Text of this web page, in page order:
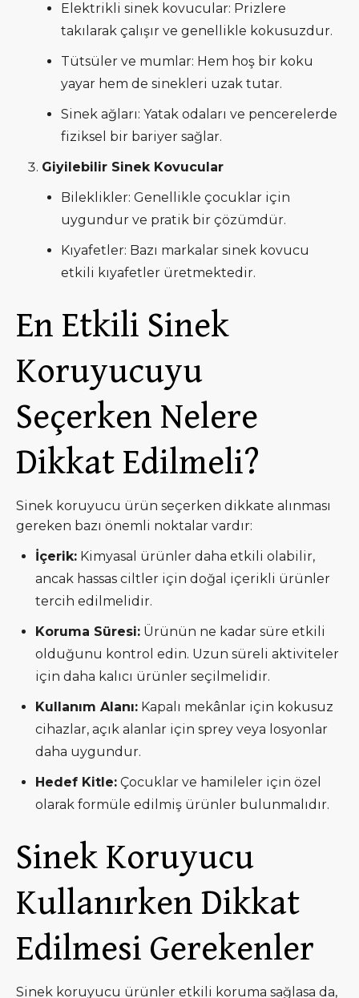
Elektrikli sinek kovucular: Prizlere
takılarak çalışır ve genellikle kokusuzdur.
Tütsüler ve mumlar: Hem hoş bir koku
yayar hem de sinekleri uzak tutar.
Sinek ağları: Yatak odaları ve pencerelerde
fiziksel bir bariyer sağlar.
Giyilebilir Sinek Kovucular
Bileklikler: Genellikle çocuklar için
uygundur ve pratik bir çözümdür.
Kıyafetler: Bazı markalar sinek kovucu
etkili kıyafetler üretmektedir.
En Etkili Sinek
Koruyucuyu
Seçerken Nelere
Dikkat Edilmeli?
Sinek koruyucu ürün seçerken dikkate alınması
gereken bazı önemli noktalar vardır:
İçerik: Kimyasal ürünler daha etkili olabilir,
ancak hassas ciltler için doğal içerikli ürünler
tercih edilmelidir.
Koruma Süresi: Ürünün ne kadar süre etkili
olduğunu kontrol edin. Uzun süreli aktiviteler
için daha kalıcı ürünler seçilmelidir.
Kullanım Alanı: Kapalı mekânlar için kokusuz
cihazlar, açık alanlar için sprey veya losyonlar
daha uygundur.
Hedef Kitle: Çocuklar ve hamileler için özel
olarak formüle edilmiş ürünler bulunmalıdır.
Sinek Koruyucu
Kullanırken Dikkat
Edilmesi Gerekenler
Sinek koruyucu ürünler etkili koruma sağlasa da,